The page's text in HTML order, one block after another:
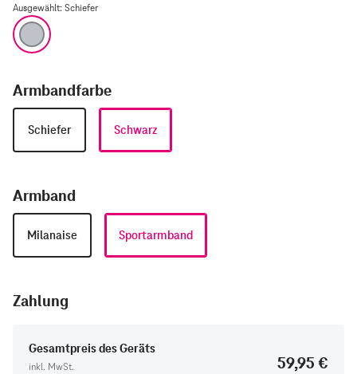
Ausgewählt: Schiefer
Armbandfarbe
Schiefer Schwarz
Armband
Milanaise Sportarmband
Zahlung
Gesamtpreis des Geräts
inkl. MwSt.
59,95 €